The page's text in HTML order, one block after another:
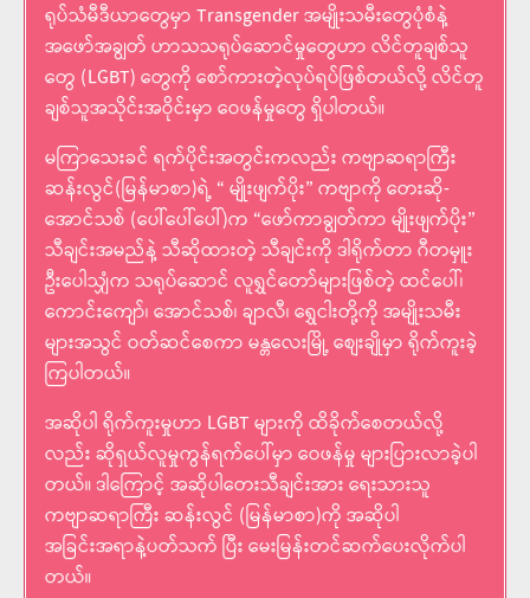
ရုပ်သံမီဒီယာတွေမှာ Transgender အမျိုးသမီးတွေပုံစံနဲ့
အဖော်အချွတ် ဟာသသရုပ်ဆောင်မှုတွေဟာ လိင်တူချစ်သူ
တွေ (LGBT) တွေကို စော်ကားတဲ့လုပ်ရပ်ဖြစ်တယ်လို့ လိင်တူ
ချစ်သူအသိုင်းအဝိုင်းမှာ ဝေဖန်မှုတွေ ရှိပါတယ်။
မကြာသေးခင် ရက်ပိုင်းအတွင်းကလည်း ကဗျာဆရာကြီး
ဆန်းလွင်(မြန်မာစာ)ရဲ့ “ မျိုးဖျက်ပိုး” ကဗျာကို တေးဆို-
အောင်သစ် (ပေါ်ပေါ်ပေါ်)က “ဖော်ကာချွတ်ကာ မျိုးဖျက်ပိုး”
သီချင်းအမည်နဲ့ သီဆိုထားတဲ့ သီချင်းကို ဒါရိုက်တာ ဂီတမှူး
ဦးပေါသျှံက သရုပ်ဆောင် လူရွှင်တော်များဖြစ်တဲ့ ထင်ပေါ်၊
ကောင်းကျော်၊ အောင်သစ်၊ ချာလီ၊ ရွှေငါးတို့ကို အမျိုးသမီး
များအသွင် ဝတ်ဆင်စေကာ မန္တလေးမြို့ စျေးချိုမှာ ရိုက်ကူးခဲ့
ကြပါတယ်။
အဆိုပါ ရိုက်ကူးမှုဟာ LGBT များကို ထိခိုက်စေတယ်လို့
လည်း ဆိုရှယ်လူမှုကွန်ရက်ပေါ်မှာ ဝေဖန်မှု များပြားလာခဲ့ပါ
တယ်။ ဒါကြောင့် အဆိုပါတေးသီချင်းအား ရေးသားသူ
ကဗျာဆရာကြီး ဆန်းလွင် (မြန်မာစာ)ကို အဆိုပါ
အခြင်းအရာနဲ့ပတ်သက် ပြီး မေးမြန်းတင်ဆက်ပေးလိုက်ပါ
တယ်။